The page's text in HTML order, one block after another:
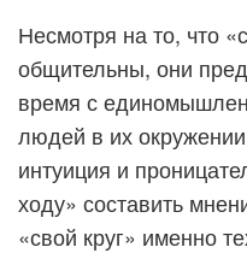
Несмотря на то, что
общительны, они
время с
людей в их
интуиция и
ходу» составить
«свой круг» именно